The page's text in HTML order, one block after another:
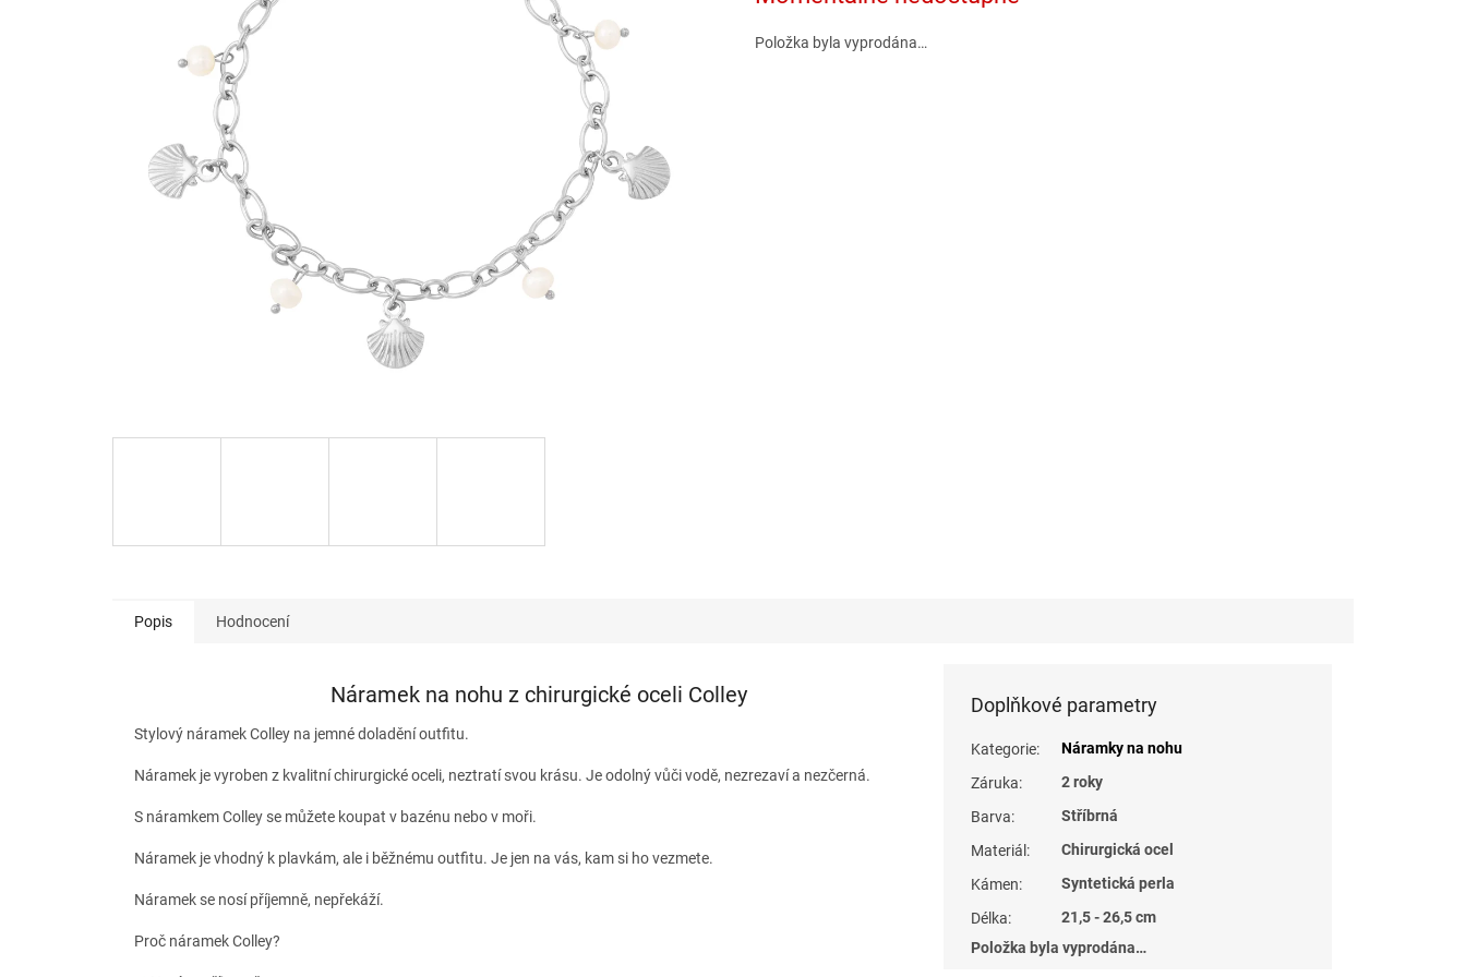
Položka byla vyprodána…
Popis Hodnocení
Náramek na nohu z chirurgické oceli Colley
Stylový náramek Colley na jemné doladění outfitu.
Náramek je vyroben z kvalitní chirurgické oceli, neztratí svou krásu. Je odolný vůči vodě, nezrezaví a nezčerná.
S náramkem Colley se můžete koupat v bazénu nebo v moři.
Náramek je vhodný k plavkám, ale i běžnému outfitu. Je jen na vás, kam si ho vezmete.
Náramek se nosí příjemně, nepřekáží.
Proč náramek Colley?
Doplňkové parametry
Kategorie:
Náramky na nohu
Záruka:
2 roky
Barva:
Stříbrná
Materiál :
Chirurgická ocel
Kámen:
Syntetická perla
Délka:
21,5 - 26,5 cm
Položka byla vyprodána…